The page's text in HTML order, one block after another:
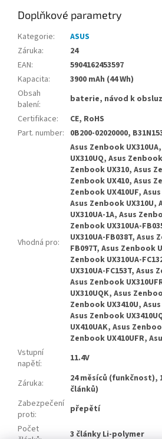
Doplňkové parametry
Kategorie:
ASUS
Záruka:
24
EAN:
5904162453597
Kapacita:
3900 mAh (44 Wh)
Obsah
balení:
baterie, návod k
Certifikace:
CE, RoHS
Part. number: 0B200-02020000,
Vhodná pro:
Asus Zenbook
UX310UQ, Asus
Zenbook UX310, Asus
Zenbook UX410, Asus
Zenbook UX410UF,
Asus Zenbook UX310U,
UX310UA-1A, Asus
Zenbook UX310UA-
UX310UA-FB038T, Asus
FB097T, Asus Zenbook
Zenbook UX310UA-
UX310UA-FC153T, Asus
Asus Zenbook
UX310UQK, Asus
Zenbook UX3410U,
Asus Zenbook
UX410UAK, Asus
Zenbook UX410UFR,
Vstupní
napětí: 11.4V
Záruka:
24 měsíců (funkčnost),
článků)
Zabezpečení
proti:
přepětí
Počet
3 články Li-polymer